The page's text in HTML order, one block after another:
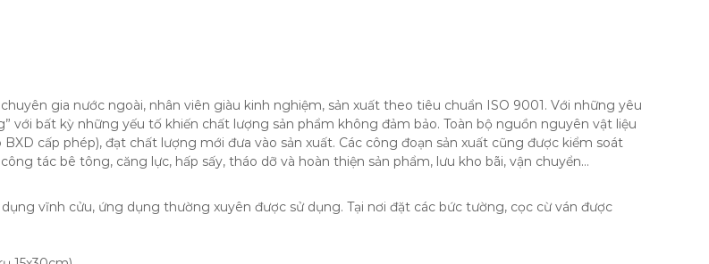
gia nước ngoài, nhân viên giàu kinh nghiệm, sản xuất theo tiêu chuẩn ISO 9001. Với những yêu
với bất kỳ những yếu tố khiến chất lượng sản phẩm không đảm bảo. Toàn bộ nguồn nguyên vật liệu
cấp phép), đạt chất lượng mới đưa vào sản xuất. Các công đoạn sản xuất cũng được kiểm soát
tác bê tông, căng lực, hấp sấy, tháo dỡ và hoàn thiện sản phẩm, lưu kho bãi, vận chuyển…
vĩnh cửu, ứng dụng thường xuyên được sử dụng. Tại nơi đặt các bức tường, cọc cừ ván được